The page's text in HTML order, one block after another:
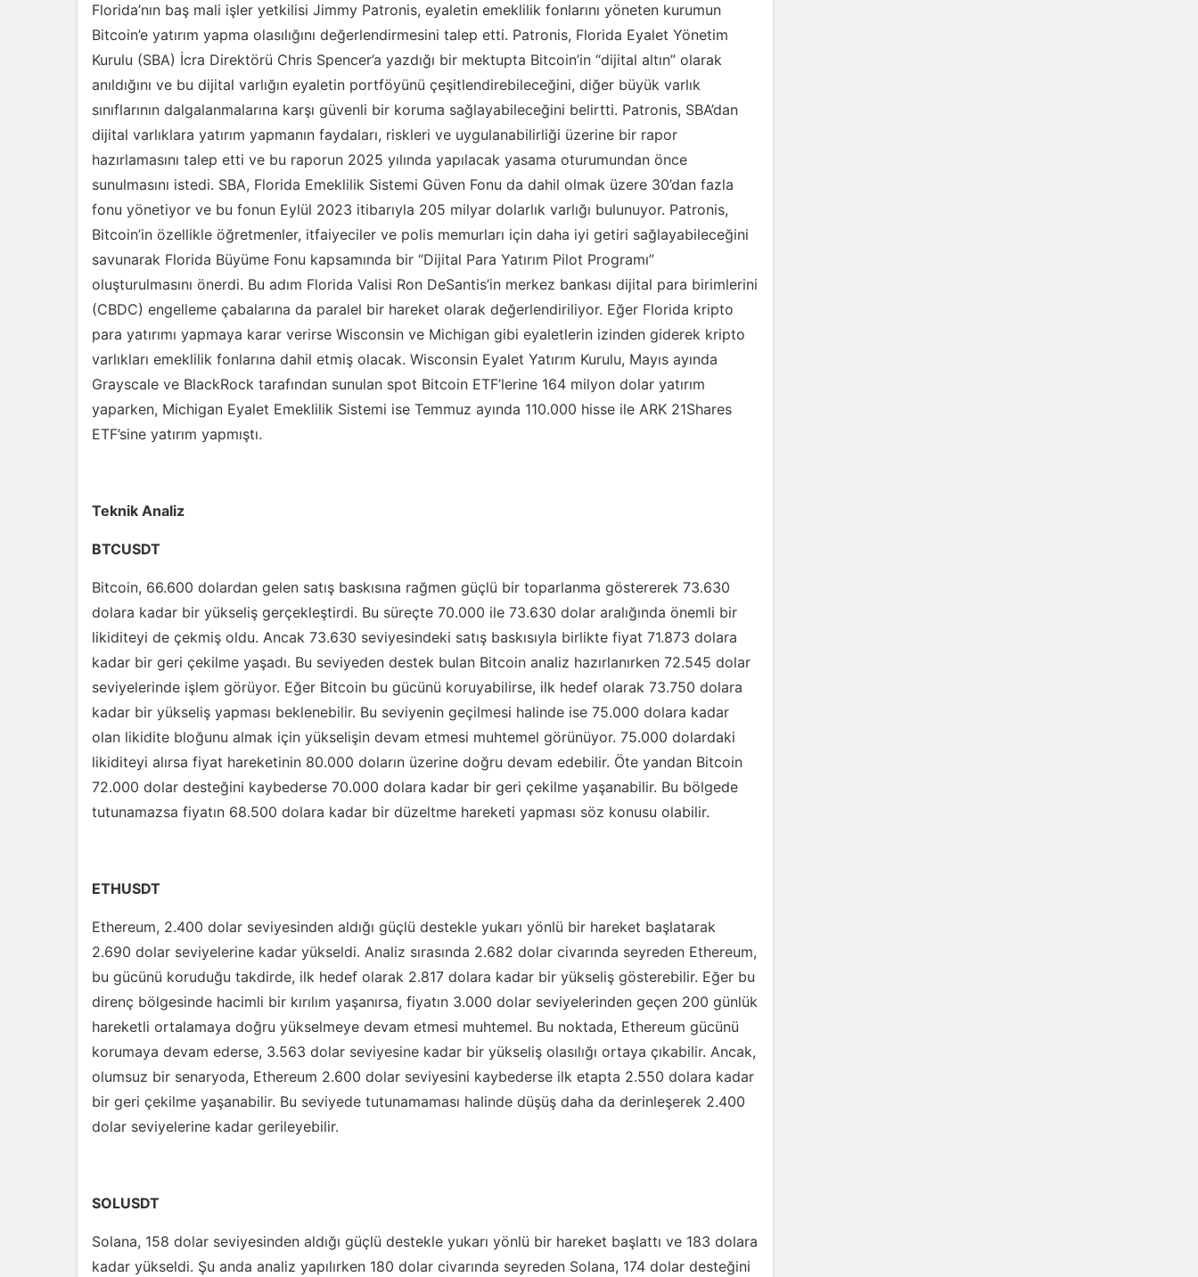
Florida’nın baş mali işler yetkilisi Jimmy Patronis, eyaletin emeklilik fonlarını yöneten kurumun
Bitcoin’e yatırım yapma olasılığını değerlendirmesini talep etti. Patronis, Florida Eyalet Yönetim
Kurulu (SBA) İcra Direktörü Chris Spencer’a yazdığı bir mektupta Bitcoin’in “dijital altın” olarak
anıldığını ve bu dijital varlığın eyaletin portföyünü çeşitlendirebileceğini, diğer büyük varlık
sınıflarının dalgalanmalarına karşı güvenli bir koruma sağlayabileceğini belirtti. Patronis, SBA’dan
dijital varlıklara yatırım yapmanın faydaları, riskleri ve uygulanabilirliği üzerine bir rapor
hazırlamasını talep etti ve bu raporun 2025 yılında yapılacak yasama oturumundan önce
sunulmasını istedi. SBA, Florida Emeklilik Sistemi Güven Fonu da dahil olmak üzere 30’dan fazla
fonu yönetiyor ve bu fonun Eylül 2023 itibarıyla 205 milyar dolarlık varlığı bulunuyor. Patronis,
Bitcoin’in özellikle öğretmenler, itfaiyeciler ve polis memurları için daha iyi getiri sağlayabileceğini
savunarak Florida Büyüme Fonu kapsamında bir “Dijital Para Yatırım Pilot Programı”
oluşturulmasını önerdi. Bu adım Florida Valisi Ron DeSantis’in merkez bankası dijital para birimlerini
(CBDC) engelleme çabalarına da paralel bir hareket olarak değerlendiriliyor. Eğer Florida kripto
para yatırımı yapmaya karar verirse Wisconsin ve Michigan gibi eyaletlerin izinden giderek kripto
varlıkları emeklilik fonlarına dahil etmiş olacak. Wisconsin Eyalet Yatırım Kurulu, Mayıs ayında
Grayscale ve BlackRock tarafından sunulan spot Bitcoin ETF’lerine 164 milyon dolar yatırım
yaparken, Michigan Eyalet Emeklilik Sistemi ise Temmuz ayında 110.000 hisse ile ARK 21Shares
ETF’sine yatırım yapmıştı.
Teknik Analiz
BTCUSDT
Bitcoin, 66.600 dolardan gelen satış baskısına rağmen güçlü bir toparlanma göstererek 73.630
dolara kadar bir yükseliş gerçekleştirdi. Bu süreçte 70.000 ile 73.630 dolar aralığında önemli bir
likiditeyi de çekmiş oldu. Ancak 73.630 seviyesindeki satış baskısıyla birlikte fiyat 71.873 dolara
kadar bir geri çekilme yaşadı. Bu seviyeden destek bulan Bitcoin analiz hazırlanırken 72.545 dolar
seviyelerinde işlem görüyor. Eğer Bitcoin bu gücünü koruyabilirse, ilk hedef olarak 73.750 dolara
kadar bir yükseliş yapması beklenebilir. Bu seviyenin geçilmesi halinde ise 75.000 dolara kadar
olan likidite bloğunu almak için yükselişin devam etmesi muhtemel görünüyor. 75.000 dolardaki
likiditeyi alırsa fiyat hareketinin 80.000 doların üzerine doğru devam edebilir. Öte yandan Bitcoin
72.000 dolar desteğini kaybederse 70.000 dolara kadar bir geri çekilme yaşanabilir. Bu bölgede
tutunamazsa fiyatın 68.500 dolara kadar bir düzeltme hareketi yapması söz konusu olabilir.
ETHUSDT
Ethereum, 2.400 dolar seviyesinden aldığı güçlü destekle yukarı yönlü bir hareket başlatarak
2.690 dolar seviyelerine kadar yükseldi. Analiz sırasında 2.682 dolar civarında seyreden Ethereum,
bu gücünü koruduğu takdirde, ilk hedef olarak 2.817 dolara kadar bir yükseliş gösterebilir. Eğer bu
direnç bölgesinde hacimli bir kırılım yaşanırsa, fiyatın 3.000 dolar seviyelerinden geçen 200 günlük
hareketli ortalamaya doğru yükselmeye devam etmesi muhtemel. Bu noktada, Ethereum gücünü
korumaya devam ederse, 3.563 dolar seviyesine kadar bir yükseliş olasılığı ortaya çıkabilir. Ancak,
olumsuz bir senaryoda, Ethereum 2.600 dolar seviyesini kaybederse ilk etapta 2.550 dolara kadar
bir geri çekilme yaşanabilir. Bu seviyede tutunamaması halinde düşüş daha da derinleşerek 2.400
dolar seviyelerine kadar gerileyebilir.
SOLUSDT
Solana, 158 dolar seviyesinden aldığı güçlü destekle yukarı yönlü bir hareket başlattı ve 183 dolara
kadar yükseldi. Şu anda analiz yapılırken 180 dolar civarında seyreden Solana, 174 dolar desteğini